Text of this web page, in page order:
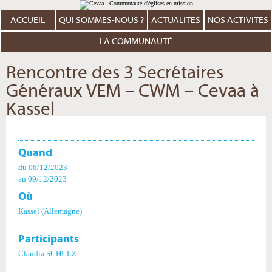
au
contenu.
Aller
personnels
ACCUEIL QUI SOMMES-NOUS ? ACTUALITÉS NOS ACTIVITÉS
LA COMMUNAUTÉ
Rencontre des 3 Secrétaires
Généraux VEM – CWM – Cevaa à
Kassel
Quand
du 06/12/2023
au 09/12/2023
Où
Kassel (Allemagne)
Participants
Claudia SCHULZ